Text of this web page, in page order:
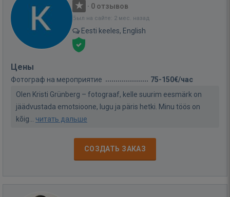
· 0 отзывов
Был на сайте: 2 мес. назад
Eesti keeles, English
Цены
Фотограф на мероприятие
75-150€/час
Olen Kristi Grünberg – fotograaf, kelle suurim eesmärk on
jäädvustada emotsioone, lugu ja päris hetki. Minu töös on
kõig... читать дальше
СОЗДАТЬ ЗАКАЗ